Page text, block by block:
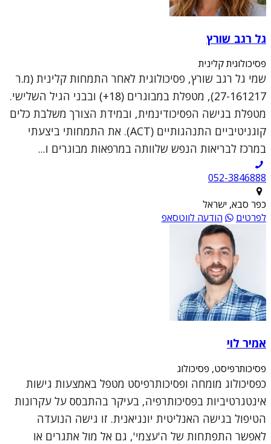
גל רגב שורץ
פסיכולוגית קלינית
שמי גל רגב שורץ, פסיכולוגית לאחר התמחות קלינית (מ.ר
27-161217), מטפלת במבוגרים (18+) ובבני הגיל השלישי.
מטפלת בגישה הפסיכודינמית, ובמידת הצורך משלבת כלים
קוגניטיביים התנהגותיים (ACT). את התמחותי ביצעתי
במרכז לבריאות הנפש שלוותה במרפאות מבוגרים ו...
052-3846888
כפר סבא, ישראל
לפרטים
הודעה לווטסאפ
אמיר לוי
פסיכותרפיסט, פסיכולוג
כפסיכולוג מומחה ופסיכותרפיסט מטפל באמצעות גישות
אינטגרטיביות בפסיכותרפיה, בעיקר בהתבסס על עקרונות
הטיפול בגישה האנליטית יונגיאנית. זו גישה הנועדה
לאפשר התפתחות של ה'עצמי', גם אל מול אתגרים או